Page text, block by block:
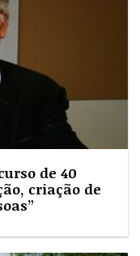
de 40
criação de